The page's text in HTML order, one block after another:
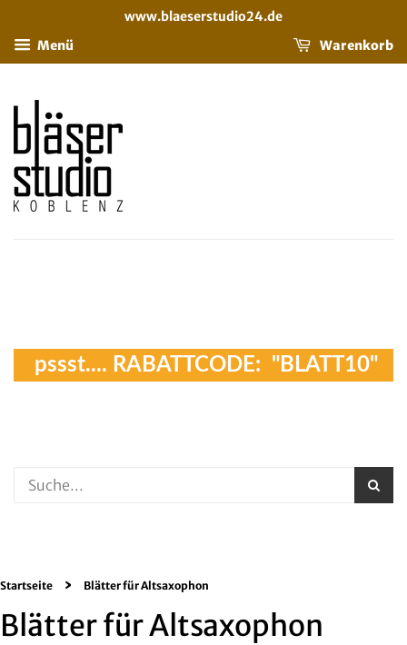
www.blaeserstudio24.de
Menü
Warenkorb
pssst.... RABATTCODE: "BLATT10"
Startseite › Blätter für Altsaxophon
Blätter für Altsaxophon